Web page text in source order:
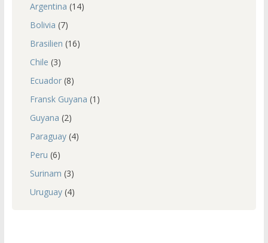
Argentina (14)
Bolivia (7)
Brasilien (16)
Chile (3)
Ecuador(8)
Fransk Guyana (1)
Guyana (2)
Paraguay(4)
Peru (6)
Surinam (3)
Uruguay(4)